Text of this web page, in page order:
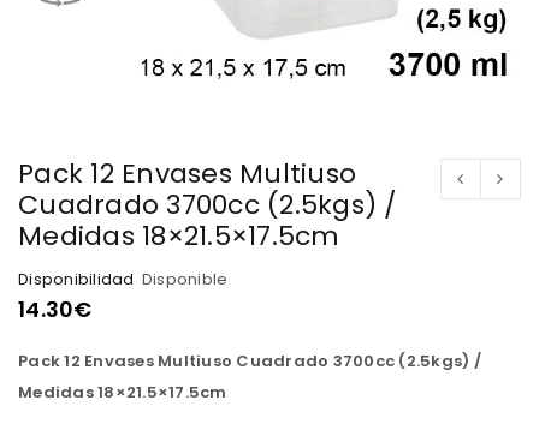
Pack 12 Envases Multiuso
Cuadrado 3700cc (2.5kgs) /
Medidas 18×21.5×17.5cm
Disponibilidad Disponible
14.30€
Pack 12 Envases Multiuso Cuadrado 3700cc (2.5kgs) /
Medidas 18×21.5×17.5cm